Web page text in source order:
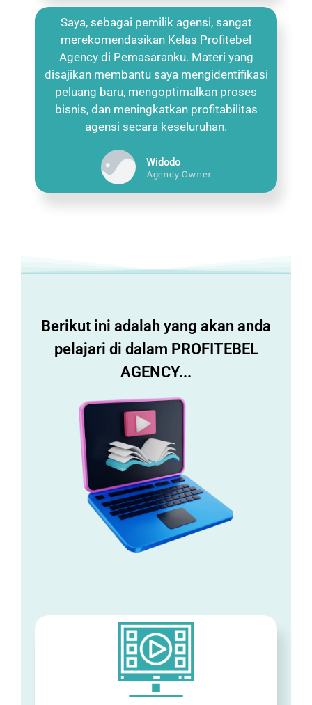
Saya, sebagai pemilik agensi, sangat
merekomendasikan Kelas Profitebel
Agency di Pemasaranku. Materi yang
disajikan membantu saya mengidentifikasi
peluang baru, mengoptimalkan proses
bisnis, dan meningkatkan profitabilitas
agensi secara keseluruhan.
Widodo
Agency Owner
Berikut ini adalah yang akan anda
pelajari di dalam PROFITEBEL
AGENCY...